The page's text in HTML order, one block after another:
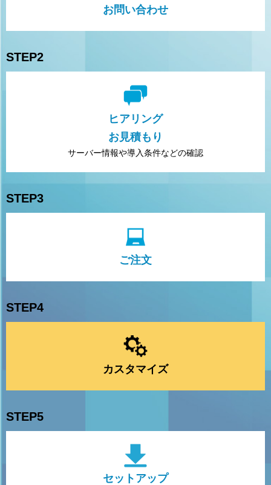
お問い合わせ
STEP2
ヒアリング
お見積もり
サーバー情報や導入条件などの確認
STEP3
ご注文
STEP4
カスタマイズ
STEP5
セットアップ